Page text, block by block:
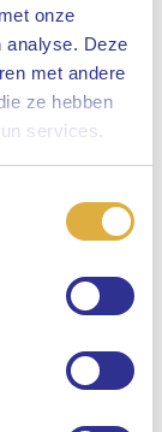
onze
analyse. Deze
met andere
ze hebben
services.